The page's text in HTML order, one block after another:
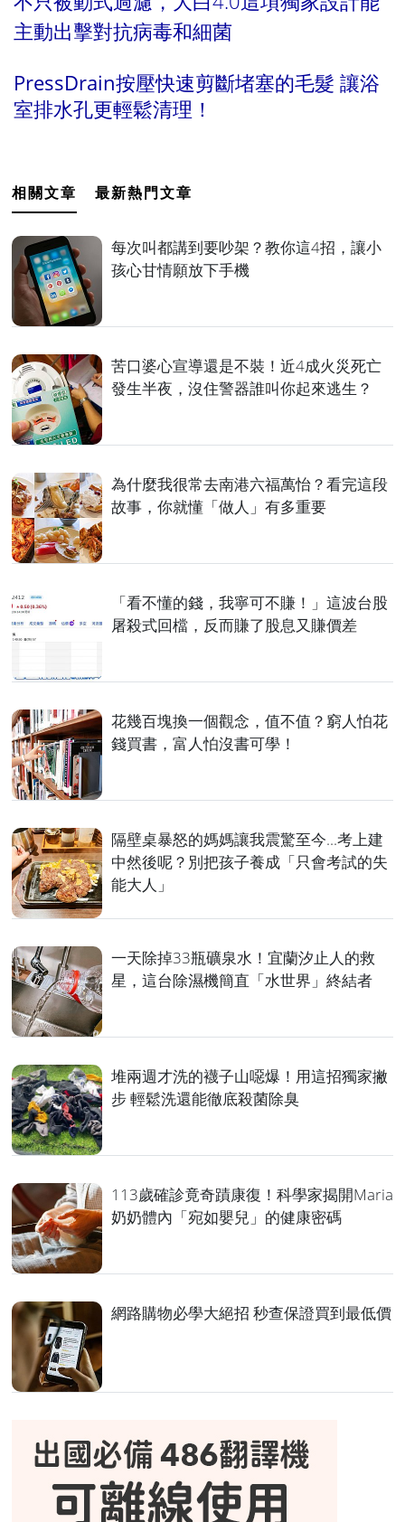
主動出擊對抗病毒和細菌
PressDrain按壓快速剪斷堵塞的毛髮 讓浴
室排水孔更輕鬆清理！
相關文章 最新熱門文章
每次叫都講到要吵架？教你這4招，讓小
孩心甘情願放下手機
苦口婆心宣導還是不裝！近4成火災死亡
發生半夜，沒住警器誰叫你起來逃生？
為什麼我很常去南港六福萬怡？看完這段
故事，你就懂「做人」有多重要
「看不懂的錢，我寧可不賺！」這波台股
屠殺式回檔，反而賺了股息又賺價差
花幾百塊換一個觀念，值不值？窮人怕花
錢買書，富人怕沒書可學！
隔壁桌暴怒的媽媽讓我震驚至今...考上建
中然後呢？別把孩子養成「只會考試的失
能大人」
一天除掉33瓶礦泉水！宜蘭汐止人的救
星，這台除濕機簡直「水世界」終結者
堆兩週才洗的襪子山噁爆！用這招獨家撇
步 輕鬆洗還能徹底殺菌除臭
113歲確診竟奇蹟康復！科學家揭開Maria
奶奶體內「宛如嬰兒」的健康密碼
網路購物必學大絕招 秒查保證買到最低價